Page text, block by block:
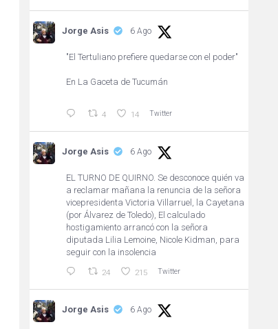
Jorge Asis 6 Ago
"El Tertuliano prefiere quedarse con el poder"
En La Gaceta de Tucumán
4 14 Twitter
Jorge Asis 6 Ago
EL TURNO DE QUIRNO. Se desconoce quién va
a reclamar mañana la renuncia de la señora
vicepresidenta Victoria Villarruel, la Cayetana
(por Álvarez de Toledo), El calculado
hostigamiento arrancó con la señora
diputada Lilia Lemoine, Nicole Kidman, para
seguir con la insolencia
24 215 Twitter
Jorge Asis 6 Ago